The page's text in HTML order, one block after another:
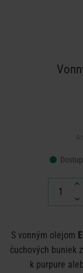
S vonným olejom
čuchových buniek
k purpure